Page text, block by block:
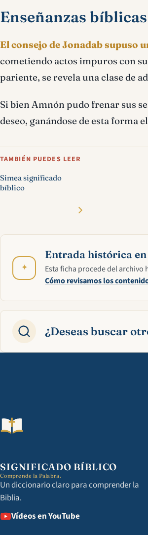
Enseñanzas
El consejo de Jonadab supuso
cometiendo actos impuros con
pariente, se revela una clase de
Si bien Amnón pudo frenar sus
deseo, ganándose de esta forma
TAMBIÉN PUEDES LEER
Simea significado
bíblico
✦
Entrada histórica
Esta ficha procede del
Cómo revisamos los
¿Deseas buscar
SIGNIFICADO BÍBLICO
Comprende la Palabra.
Un diccionario claro para comprender la
Biblia.
Vídeos en YouTube